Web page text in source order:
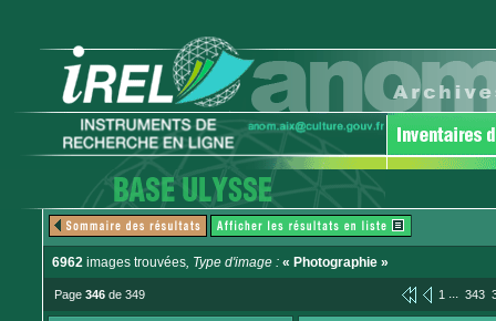
6962 images trouvées, Type d'image : « Photographie »
Page 346 de 349 1 ... 343